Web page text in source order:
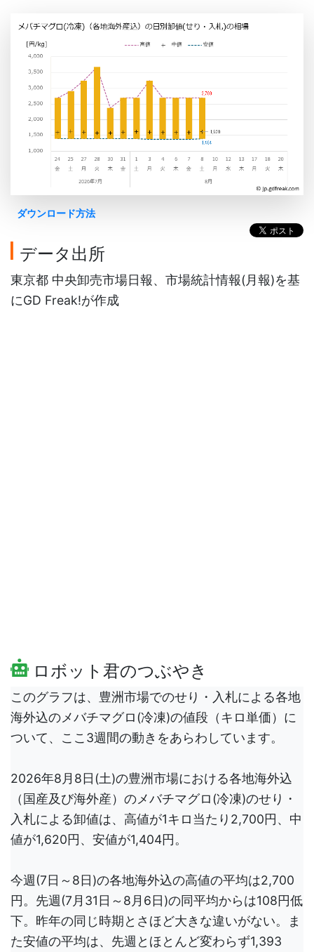
ダウンロード方法
データ出所
東京都 中央卸売市場日報、市場統計情報(月報)を基
にGD Freak!が作成
ロボット君のつぶやき
このグラフは、豊洲市場でのせり・入札による各地
海外込のメバチマグロ(冷凍)の値段（キロ単価）に
ついて、ここ3週間の動きをあらわしています。
2026年8月8日(土)の豊洲市場における各地海外込
（国産及び海外産）のメバチマグロ(冷凍)のせり・
入札による卸値は、高値が1キロ当たり2,700円、中
値が1,620円、安値が1,404円。
今週(7日～8日)の各地海外込の高値の平均は2,700
円。先週(7月31日～8月6日)の同平均からは108円低
下。昨年の同じ時期とさほど大きな違いがない。ま
た安値の平均は、先週とほとんど変わらず1,393